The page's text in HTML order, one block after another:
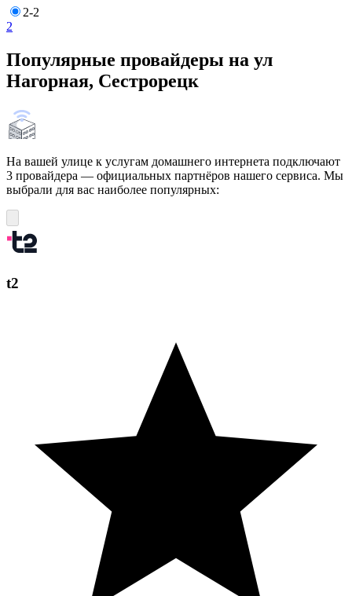
2-2
2
Популярные провайдеры на ул
Нагорная, Сестрорецк
На вашей улице к услугам домашнего интернета подключают
3 провайдера — официальных партнёров нашего сервиса. Мы
выбрали для вас наиболее популярных:
t2